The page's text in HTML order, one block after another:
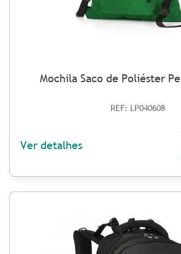
Mochila Saco de Poliéster
REF: LP040608
Ver detalhes